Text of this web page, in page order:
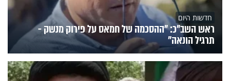
חדשות היום
ראש השב"כ: "ההסכמה של חמאס על פירוק מנשק -
תרגיל הונאה"